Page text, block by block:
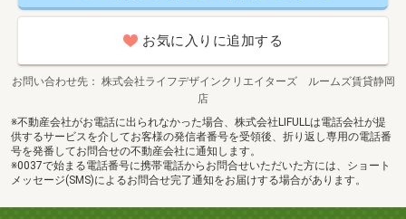
お気に入りに追加する
お問い合わせ先
株式会社ライフデザインクリエイターズ ルームズ賃貸静岡
店
※不動産会社がお電話に出られなかった場合、株式会社LIFULLは電話会社が提
供するサービスを介してお客様の発信者番号を受領後、折り返し専用の電話番
号を発番してお問合せの不動産会社に通知します。
※0037で始まる電話番号に携帯電話からお問合せいただいた方には、ショート
メッセージ(SMS)によるお問合せ完了通知をお届けする場合があります。